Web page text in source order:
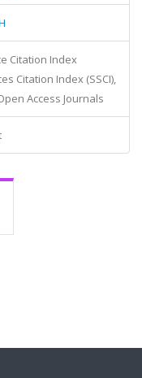
Citation Index
Citation Index (SSCI),
Access Journals